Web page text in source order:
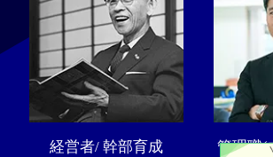
経営者/ 幹部育成
管理職(